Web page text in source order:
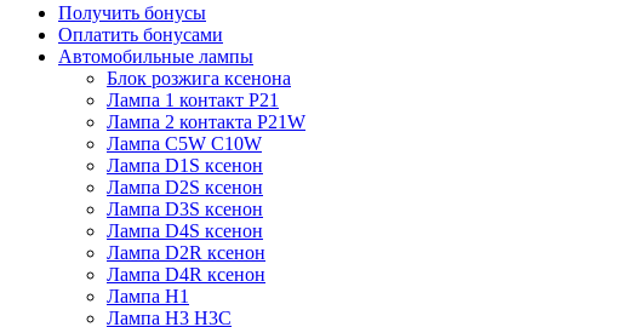
Получить бонусы
Оплатить бонусами
Автомобильные лампы
Блок розжига ксенона
Лампа 1 контакт P21
Лампа 2 контакта P21W
Лампа C5W C10W
Лампа D1S ксенон
Лампа D2S ксенон
Лампа D3S ксенон
Лампа D4S ксенон
Лампа D2R ксенон
Лампа D4R ксенон
Лампа H1
Лампа H3 H3C